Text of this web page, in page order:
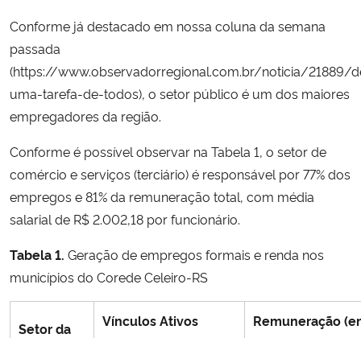
Advocacia-Geral da União
Banco Central do Brasil
Conforme já destacado em nossa coluna da semana
passada
(https://www.observadorregional.com.br/noticia/21889/
uma-tarefa-de-todos), o setor público é um dos maiores
empregadores da região.
Conforme é possível observar na Tabela 1, o setor de
comércio e serviços (terciário) é responsável por 77% dos
empregos e 81% da remuneração total, com média
salarial de R$ 2.002,18 por funcionário.
Tabela 1. Geração de empregos formais e renda nos
municípios do Corede Celeiro-RS
Setor da
Vínculos Ativos Remuneração